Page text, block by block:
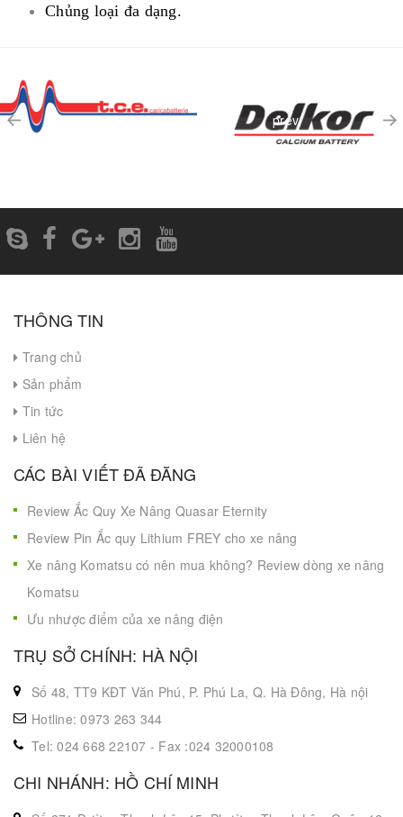
Chủng loại đa dạng.
prev
THÔNG TIN
Trang chủ
Sản phẩm
Tin tức
Liên hệ
CÁC BÀI VIẾT ĐÃ ĐĂNG
Review Ắc Quy Xe Nâng Quasar Eternity
Review Pin Ắc quy Lithium FREY cho xe nâng
Xe nâng Komatsu có nên mua không? Review dòng xe nâng
Komatsu
Ưu nhược điểm của xe nâng điện
TRỤ SỞ CHÍNH: HÀ NỘI
Số 48, TT9 KĐT Văn Phú, P. Phú La, Q. Hà Đông, Hà nội
Hotline: 0973 263 344
Tel: 024 668 22107 - Fax :024 32000108
CHI NHÁNH: HỒ CHÍ MINH